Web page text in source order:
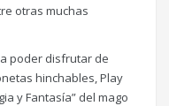
otras muchas
poder disfrutar de
hinchables, Play
y Fantasía” del mago